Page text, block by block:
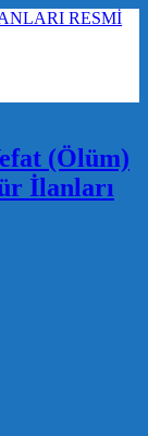
(Ölüm)
İlanları